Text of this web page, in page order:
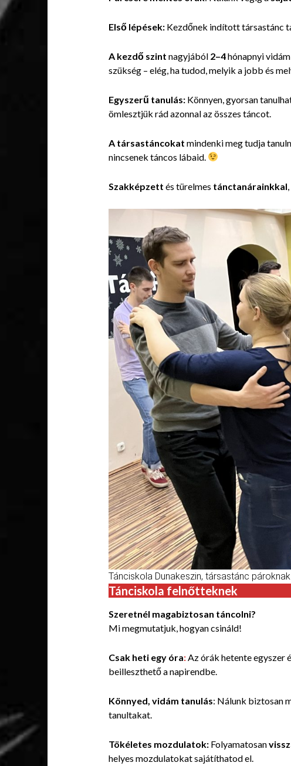
Első lépések: Kezdőnek indított társastánc
A kezdő szint nagyjából 2–4hónapnyi
szükség – elég, ha tudod, melyik a jobb és
Egyszerű tanulás: Könnyen, gyorsan
ömlesztjük rád azonnal az összes táncot.
A társastáncokat mindenki meg tudja
nincsenek táncos lábaid.
Szakképzett és türelmes tánctanárainkkal
Tánciskola Dunakeszin, társastánc pároknak
Tánciskola felnőtteknek
Szeretnél magabiztosan táncolni?
Mi megmutatjuk, hogyan csináld!
Csak heti egy óra:Az órák hetente egyszer
beilleszthető a napirendbe.
Könnyed, vidám tanulás: Nálunk biztosan
tanultakat.
Tökéletes mozdulatok: Folyamatosan
helyes mozdulatokatsajátíthatod el.